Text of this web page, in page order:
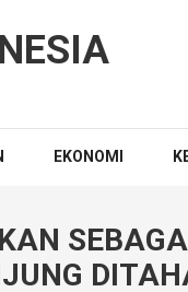
EKONOMI